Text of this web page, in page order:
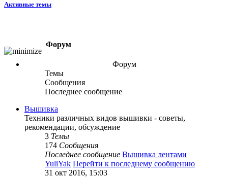
Активные темы
Форум
Форум
Темы
Сообщения
Последнее сообщение
Вышивка
Техники различных видов вышивки - советы,
рекомендации, обсуждение
3 Темы
174 Сообщения
Последнее сообщение Вышивка лентами
YuliYak Перейти к последнему сообщению
31 окт 2016, 15:03